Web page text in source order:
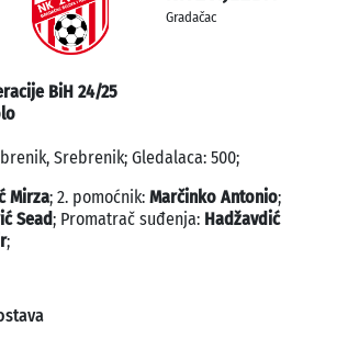
Gradačac
BiH 24/25
Srebrenik; Gledalaca: 500;
Mirza; 2. pomoćnik: Marčinko Antonio;
Sead; Promatrač suđenja: Hadžavdić
;